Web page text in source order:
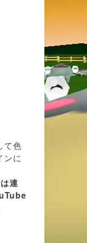
て色
ンに
連